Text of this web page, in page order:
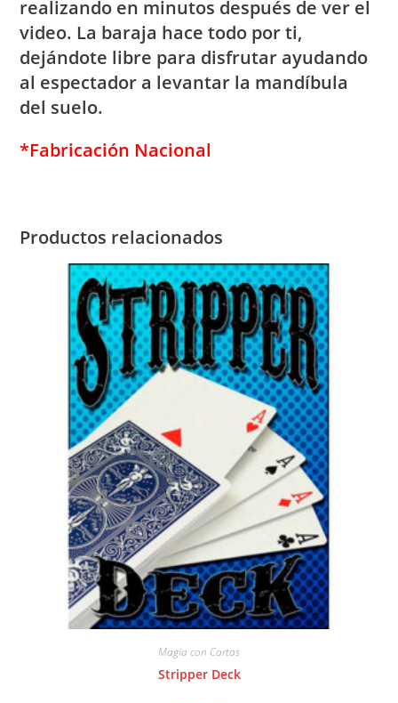
realizando en minutos después de ver el
video. La baraja hace todo por ti,
dejándote libre para disfrutar ayudando
al espectador a levantar la mandíbula
del suelo.
*Fabricación Nacional
Productos relacionados
Magia con Cartas
Stripper Deck